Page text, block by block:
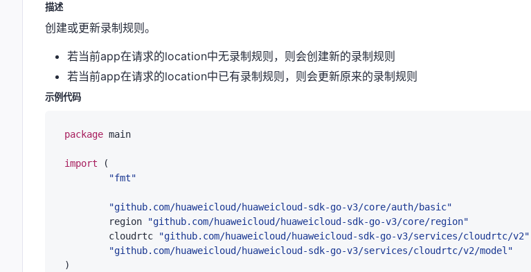
描述
创建或更新录制规则。
若当前app在请求的location中无录制规则，则会创建新的录制规则
若当前app在请求的location中已有录制规则，则会更新原来的录制规则
示例代码
package main
import (
"fmt"
"github.com/huaweicloud/huaweicloud-sdk-go-v3/core/auth/basic"
	region
"github.com/huaweicloud/huaweicloud-sdk-go-v3/core/region"
	cloudrtc
"github.com/huaweicloud/huaweicloud-sdk-go-v3/services/cloudrtc/v2"
"github.com/huaweicloud/huaweicloud-sdk-go-v3/services/cloudrtc/v2/model"
)